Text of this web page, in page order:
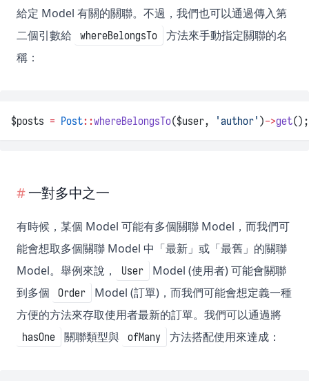
給定 Model 有關的關聯。不過，我們也可以通過傳入第
二個引數給 whereBelongsTo
方法來手動指定關聯的名
稱：
$posts = Post::whereBelongsTo($user, 'author' )->get();
一對多中之一
有時候，某個 Model 可能有多個關聯 Model，而我們可
能會想取多個關聯 Model 中「最新」或「最舊」的關聯
Model。舉例來說，
User
Model (使用者) 可能會關聯
到多個
Order
Model (訂單)，而我們可能會想定義一種
方便的方法來存取使用者最新的訂單。我們可以通過將
hasOne 關聯類型與 ofMany 方法搭配使用來達成：